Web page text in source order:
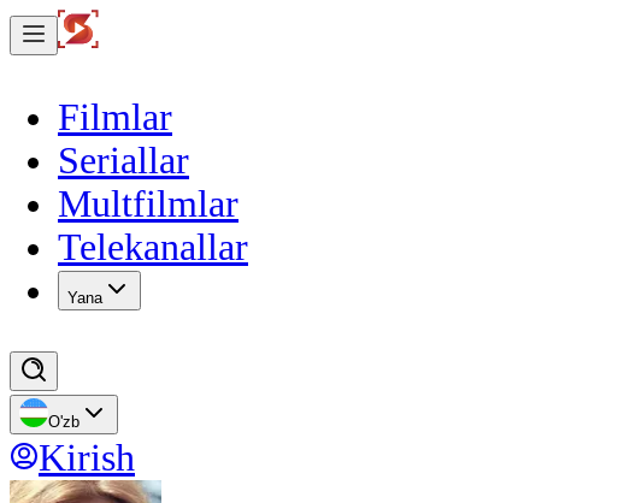
Filmlar
Seriallar
Multfilmlar
Telekanallar
Yana
O'zb
Kirish